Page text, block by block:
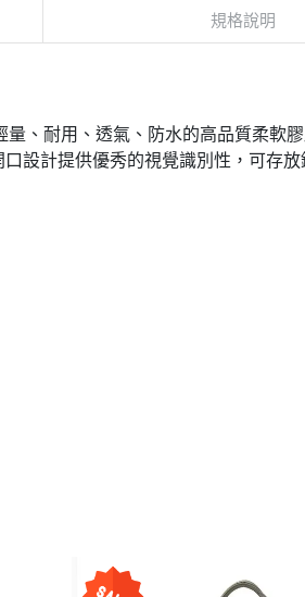
規格說明
量、耐用、透氣、防水的高品質柔軟膠
設計提供優秀的視覺識別性，可存